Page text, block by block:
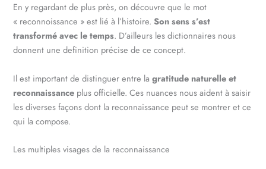
En y regardant de plus près, on découvre que le mot
« reconnoissance » est lié à l’histoire.Son sens s’est
transformé avec le temps. D’ailleurs les dictionnaires nous
donnent une definition précise de ce concept.
Il est important de distinguer entre lagratitude naturelle et
reconnaissance plus officielle. Ces nuances nous aident à saisir
les diverses façons dont la reconnaissance peut se montrer et ce
qui la compose.
Les multiples visages de la reconnaissance